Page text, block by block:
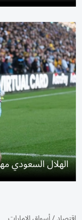
الهلال السعودي